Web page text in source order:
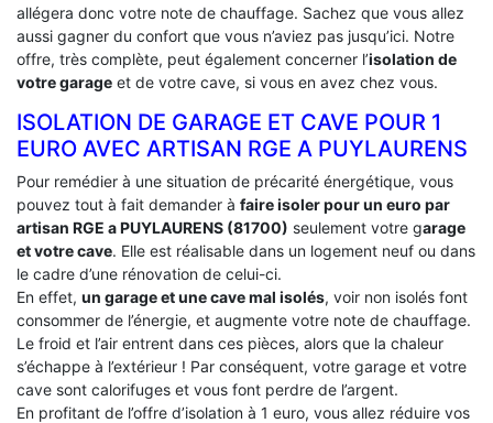
allégera donc votre note de chauffage. Sachez que vous allez
aussi gagner du confort que vous n’aviez pas jusqu’ici. Notre
offre, très complète, peut également concerner l’isolation de
votre garage et de votre cave, si vous en avez chez vous.
ISOLATION DE GARAGE ET CAVE POUR 1
EURO AVEC ARTISAN RGE A PUYLAURENS
Pour remédier à une situation de précarité énergétique, vous
pouvez tout à fait demander à faire isoler pour un euro par
artisan RGE a PUYLAURENS (81700) seulement votre garage
et votre cave. Elle est réalisable dans un logement neuf ou dans
le cadre d’une rénovation de celui-ci.
En effet, un garage et une cave mal isolés, voir non isolés font
consommer de l’énergie, et augmente votre note de chauffage.
Le froid et l’air entrent dans ces pièces, alors que la chaleur
s’échappe à l’extérieur ! Par conséquent, votre garage et votre
cave sont calorifuges et vous font perdre de l’argent.
En profitant de l’offre d’isolation à 1 euro, vous allez réduire vos